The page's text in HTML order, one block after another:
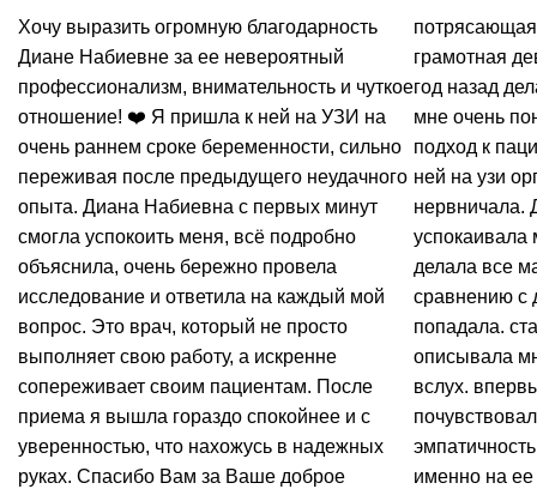
Хочу выразить огромную благодарность
Диане Набиевне за ее невероятный
профессионализм, внимательность и чуткое
отношение! ❤️ Я пришла к ней на УЗИ на
очень раннем сроке беременности, сильно
переживая после предыдущего неудачного
опыта. Диана Набиевна с первых минут
смогла успокоить меня, всё подробно
объяснила, очень бережно провела
исследование и ответила на каждый мой
вопрос. Это врач, который не просто
выполняет свою работу, а искренне
сопереживает своим пациентам. После
приема я вышла гораздо спокойнее и с
уверенностью, что нахожусь в надежных
руках. Спасибо Вам за Ваше доброе
грамотная
год назад
мне очень
подход к
ней на узи
нервничала.
делала все
сравнению с
попадала.
описывала
вслух.
именно на